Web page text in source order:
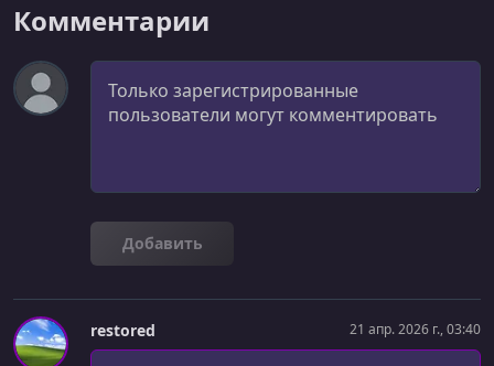
Комментарии
Комментарий
Добавить
restored 21 апр. 2026 г., 03:40